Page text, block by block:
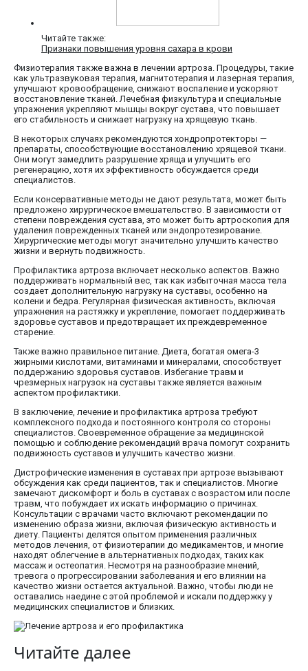
Читайте также:
Признаки повышения уровня сахара в крови
Физиотерапия также важна в лечении артроза. Процедуры, такие
как ультразвуковая терапия, магнитотерапия и лазерная терапия,
улучшают кровообращение, снижают воспаление и ускоряют
восстановление тканей. Лечебная физкультура и специальные
упражнения укрепляют мышцы вокруг сустава, что повышает
его стабильность и снижает нагрузку на хрящевую ткань.
В некоторых случаях рекомендуются хондропротекторы —
препараты, способствующие восстановлению хрящевой ткани.
Они могут замедлить разрушение хряща и улучшить его
регенерацию, хотя их эффективность обсуждается среди
специалистов.
Если консервативные методы не дают результата, может быть
предложено хирургическое вмешательство. В зависимости от
степени повреждения сустава, это может быть артроскопия для
удаления поврежденных тканей или эндопротезирование.
Хирургические методы могут значительно улучшить качество
жизни и вернуть подвижность.
Профилактика артроза включает несколько аспектов. Важно
поддерживать нормальный вес, так как избыточная масса тела
создает дополнительную нагрузку на суставы, особенно на
колени и бедра. Регулярная физическая активность, включая
упражнения на растяжку и укрепление, помогает поддерживать
здоровье суставов и предотвращает их преждевременное
старение.
Также важно правильное питание. Диета, богатая омега-3
жирными кислотами, витаминами и минералами, способствует
поддержанию здоровья суставов. Избегание травм и
чрезмерных нагрузок на суставы также является важным
аспектом профилактики.
В заключение, лечение и профилактика артроза требуют
комплексного подхода и постоянного контроля со стороны
специалистов. Своевременное обращение за медицинской
помощью и соблюдение рекомендаций врача помогут сохранить
подвижность суставов и улучшить качество жизни.
Дистрофические изменения в суставах при артрозе вызывают
обсуждения как среди пациентов, так и специалистов. Многие
замечают дискомфорт и боль в суставах с возрастом или после
травм, что побуждает их искать информацию о причинах.
Консультации с врачами часто включают рекомендации по
изменению образа жизни, включая физическую активность и
диету. Пациенты делятся опытом применения различных
методов лечения, от физиотерапии до медикаментов, и многие
находят облегчение в альтернативных подходах, таких как
массаж и остеопатия. Несмотря на разнообразие мнений,
тревога о прогрессировании заболевания и его влиянии на
качество жизни остается актуальной. Важно, чтобы люди не
оставались наедине с этой проблемой и искали поддержку у
медицинских специалистов и близких.
Читайте далее